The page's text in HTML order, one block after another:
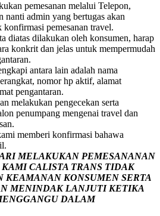
pemesanan melalui Telepon,
nanti admin yang bertugas akan
pemesanan travel.
diatas dilakukan oleh konsumen, harap
konkrit dan jelas untuk mempermudah
antara lain adalah nama
nomor hp aktif, alamat
pengantaran.
melakukan pengecekan serta
penumpang mengenai travel dan
memberi konfirmasi bahawa
MELAKUKAN PEMESANANAN
KAMICALISTA TRANS TIDAK
KEAMANAN KONSUMEN SERTA
MENINDAK LANJUTI KETIKA
DALAM